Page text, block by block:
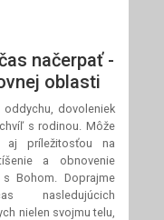
načerpať -
oblasti
dovoleniek
s rodinou. Môže
príležitosťou na
a obnovenie
Bohom. Doprajme
nasledujúcich
nielen svojmu telu,